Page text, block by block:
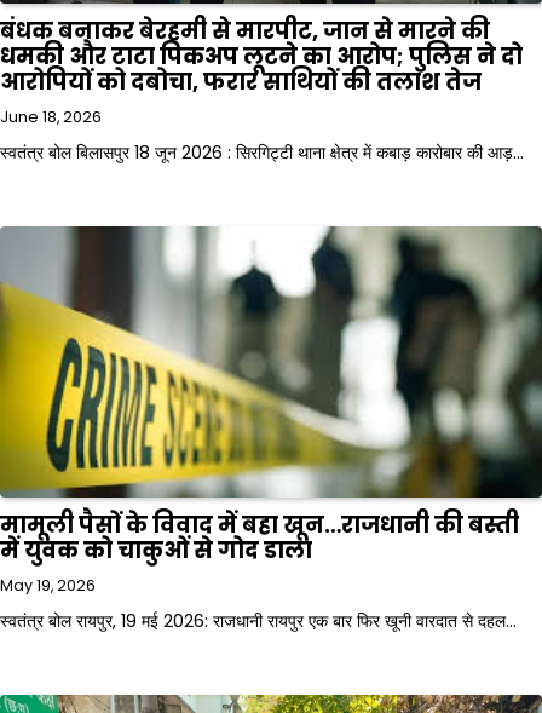
बंधक बनाकर बेरहमी से मारपीट, जान से मारने की
धमकी और टाटा पिकअप लूटने का आरोप; पुलिस ने दो
आरोपियों को दबोचा, फरार साथियों की तलाश तेज
June 18, 2026
स्वतंत्र बोल बिलासपुर 18 जून 2026 : सिरगिट्टी थाना क्षेत्र में कबाड़ कारोबार की आड़…
मामूली पैसों के विवाद में बहा खून…राजधानी की बस्ती
में युवक को चाकुओं से गोद डाला
May 19, 2026
स्वतंत्र बोल रायपुर, 19 मई 2026: राजधानी रायपुर एक बार फिर खूनी वारदात से दहल…